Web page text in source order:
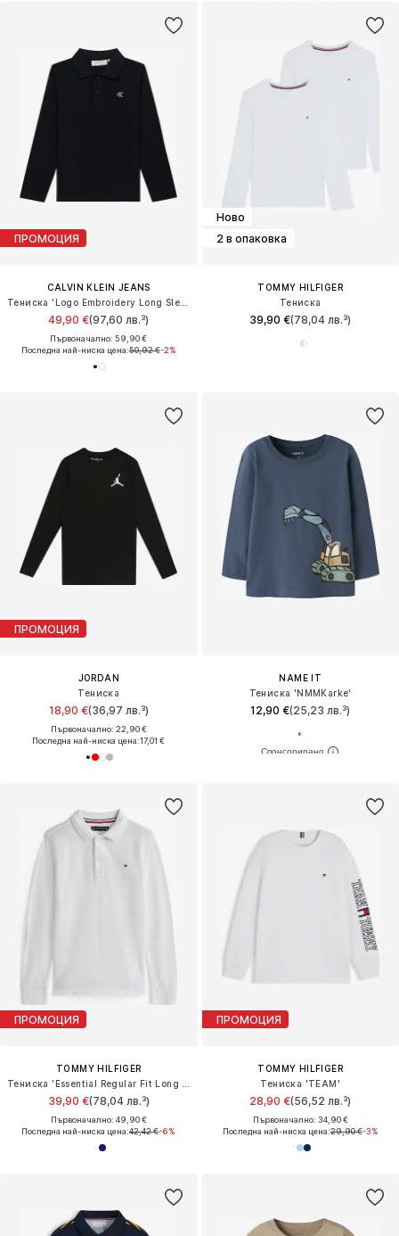
ПРОМОЦИЯ
CALVIN KLEIN JEANS
49,90 €(97,60 лв.³)
Първоначално: 59,90 €
Последна най-ниска цена:50,92 €-2%
Ново
2 в опаковка
TOMMY HILFIGER
Тениска
39,90 €(78,04 лв.³)
ПРОМОЦИЯ
JORDAN
Тениска
18,90 €(36,97 лв.³)
Първоначално: 22,90 €
Последна най-ниска цена:17,01 €
NAME IT
Тениска 'NMMKarke'
12,90 €(25,23 лв.³)
ПРОМОЦИЯ
TOMMY HILFIGER
39,90 €(78,04 лв.³)
Първоначално: 49,90 €
Последна най-ниска цена:42,42 €-6%
ПРОМОЦИЯ
TOMMY HILFIGER
Тениска 'TEAM'
28,90 €(56,52 лв.³)
Първоначално: 34,90 €
Последна най-ниска цена:29,90 €-3%